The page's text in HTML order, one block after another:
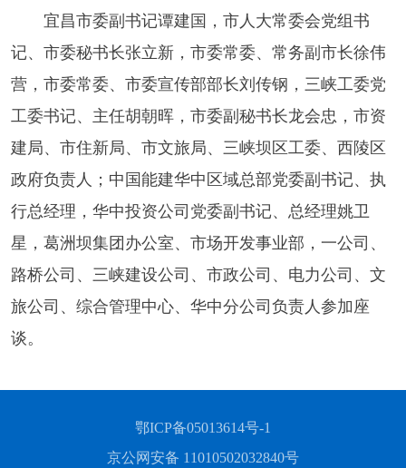
宜昌市委副书记谭建国，市人大常委会党组书
记、市委秘书长张立新，市委常委、常务副市长徐伟
营，市委常委、市委宣传部部长刘传钢，三峡工委党
工委书记、主任胡朝晖，市委副秘书长龙会忠，市资
建局、市住新局、市文旅局、三峡坝区工委、西陵区
政府负责人；中国能建华中区域总部党委副书记、执
行总经理，华中投资公司党委副书记、总经理姚卫
星，葛洲坝集团办公室、市场开发事业部，一公司、
路桥公司、三峡建设公司、市政公司、电力公司、文
旅公司、综合管理中心、华中分公司负责人参加座
谈。
鄂ICP备05013614号-1
京公网安备 11010502032840号